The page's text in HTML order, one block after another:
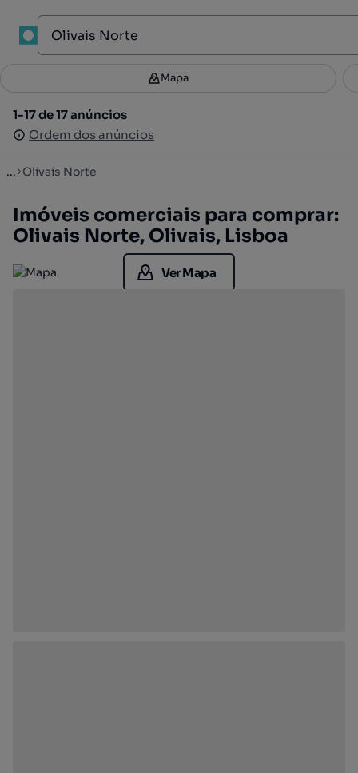
Filtros 2
1-17 de 17 anúncios
Ordem dos anúncios
Mapa
1-17 de 17 anúncios
Ordem dos anúncios
... Olivais Norte
Imóveis comerciais para comprar:
Olivais Norte, Olivais, Lisboa
Ver Mapa